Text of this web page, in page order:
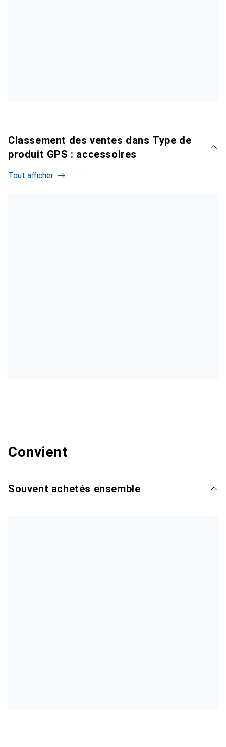
Classement des ventes dans Type de
produit GPS : accessoires
Tout afficher
Convient
Souvent achetés ensemble